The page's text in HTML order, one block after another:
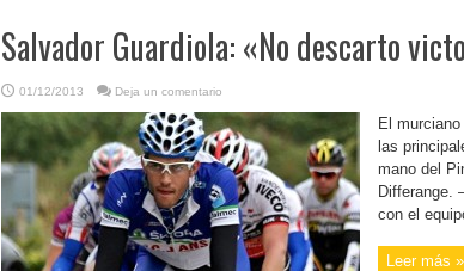
Salvador Guardiola: «No descarto
01/12/2013 Deja un comentario
El
las
mano del
Differange.
con el
Leer más »